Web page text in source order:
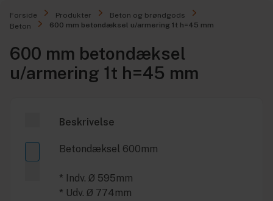
Forside Produkter
Beton og brøndgods
Beton
600 mm betondæksel u/armering 1t h=45 mm
600 mm betondæksel
u/armering 1t h=45 mm
Beskrivelse
Betondæksel 600mm
* Indv. Ø 595mm
* Udv. Ø 774mm